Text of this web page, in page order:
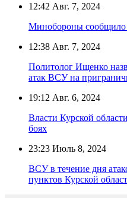
12:42 Авг. 7, 2024
Минобороны сообщило
12:38 Авг. 7, 2024
Политолог Ищенко
атак ВСУ на
19:12 Авг. 6, 2024
Власти Курской
боях
23:23 Июль 8, 2024
ВСУ в течение дня
пунктов Курской